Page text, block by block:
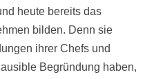
heute bereits das
bilden. Denn sie
ihrer Chefs und
Begründung haben,